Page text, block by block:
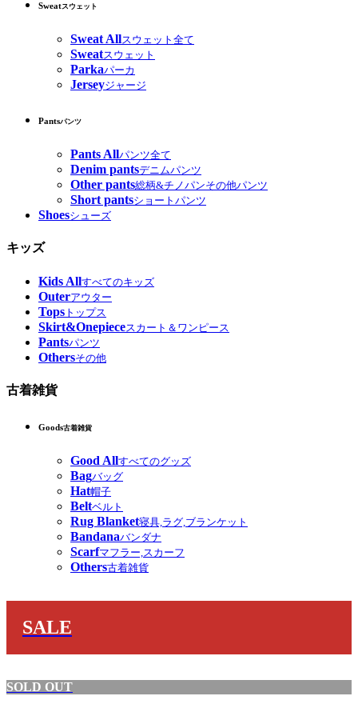
Sweatスウェット
Sweat Allスウェット全て
Sweatスウェット
Parkaパーカ
Jerseyジャージ
Pantsパンツ
Pants Allパンツ全て
Denim pantsデニムパンツ
Other pants総柄&チノパンその他パンツ
Short pantsショートパンツ
Shoesシューズ
キッズ
Kids Allすべてのキッズ
Outerアウター
Tops トップス
Skirt&Onepieceスカート＆ワンピース
Pantsパンツ
Othersその他
古着雑貨
Goods古着雑貨
Good Allすべてのグッズ
Bagバッグ
Hat帽子
Beltベルト
Rug Blanket寝具,ラグ,ブランケット
Bandanaバンダナ
Scarfマフラー,スカーフ
Others古着雑貨
SALE
SOLD OUT